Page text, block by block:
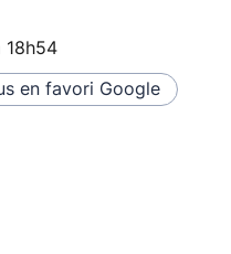
18h54
en favori Google